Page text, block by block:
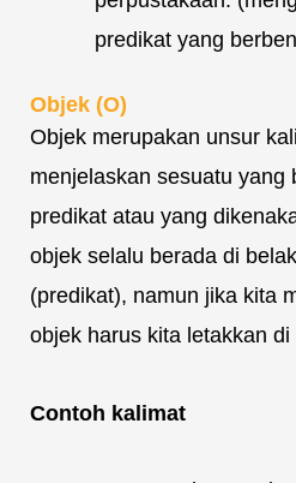
predikat yang
Objek (O)
Objek merupakan unsur
menjelaskan sesuatu yang
predikat atau yang
objek selalu berada di
(predikat), namun jika kita
objek harus kita letakkan
Contoh kalimat